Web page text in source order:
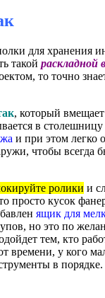
для хранения
такой раскладной
то точно
, который вмещает
в столешницу
и при этом легко
чтобы всегда
ролики и
просто кусок
ящик для
но это по
тем, кто
времени, у кого
в порядке.